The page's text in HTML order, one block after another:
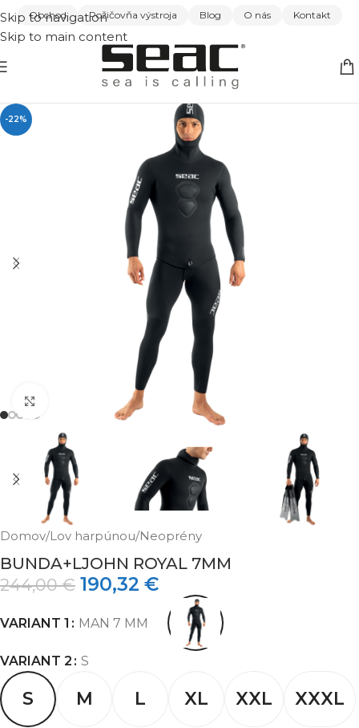
Skip to navigation
Skip to main content
Obchod Požičovňa výstroja Blog O nás Kontakt
-22%
Klikni pre zväčšenie
Domov/Lov harpúnou/Neoprény
BUNDA+LJOHN ROYAL 7MM
244,00€ 190,32 €
VARIANT 1 MAN 7 MM
VARIANT 2 S
S M L XL XXL XXXL